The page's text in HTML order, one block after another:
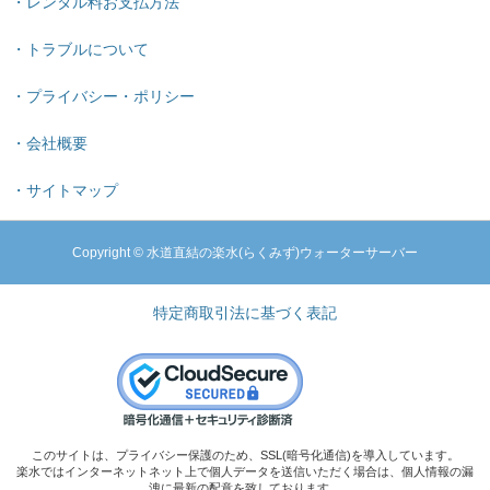
・トラブルについて
・プライバシー・ポリシー
・会社概要
・サイトマップ
Copyright © 水道直結の楽水(らくみず)ウォーターサーバー
特定商取引法に基づく表記
このサイトは、プライバシー保護のため、SSL(暗号化通信)を導入しています。
楽水ではインターネットネット上で個人データを送信いただく場合は、個人情報の漏
洩に最新の配意を致しております。